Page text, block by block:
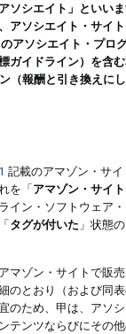
ソシエイト」とい
アソシエイト・サイ
アソシエイト・プ
ガイドライン）を
報酬と引き換えに
記載のアマゾン・サ
を「アマゾン・サイト
イン・ソフトウェア
タグが付いた 」状態
マゾン・サイトで販
のとおり（および同
のため、甲は、アソ
テンツならびにその